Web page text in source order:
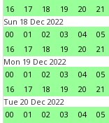
16
17 18 19 20 21
Sun 18 Dec 2022
00
01 02 03 04 05
16
17 18 19 20 21
Mon 19 Dec 2022
00
01 02 03 04 05
16
17 18 19 20 21
Tue 20 Dec 2022
00
01 02 03 04 05